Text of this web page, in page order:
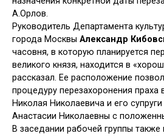
А.Орлов.
Руководитель Департамента
города Москвы Александр
часовня, в которую планируется
великого князя, находится в
рассказал. Ее расположение
процедуру перезахоронения праха
Николая Николаевича и его
Анастасии Николаевны с
В заседании рабочей группы также